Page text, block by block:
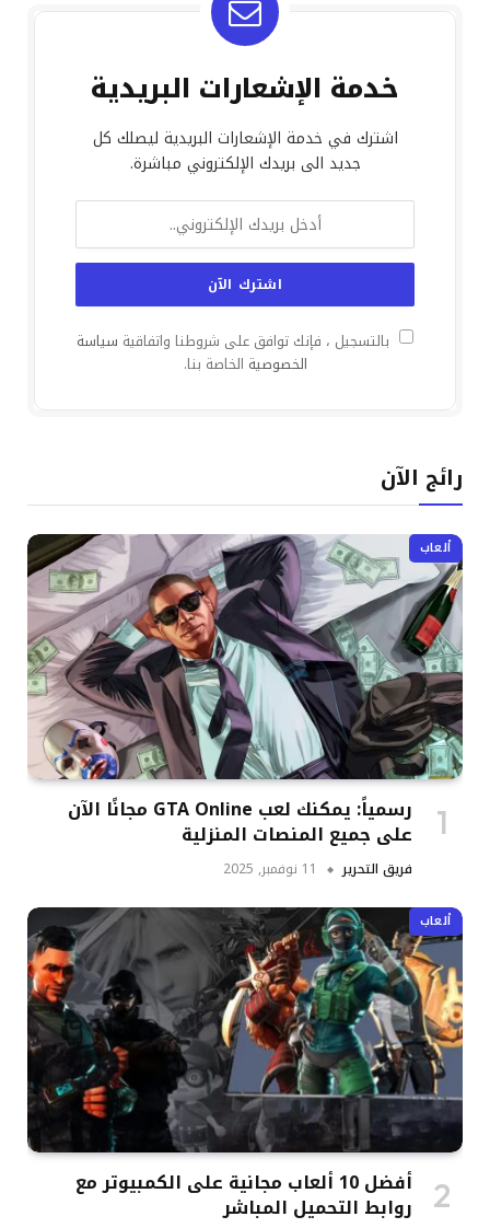
خدمة الإشعارات البريدية
اشترك في خدمة الإشعارات البريدية ليصلك كل
جديد الى بريدك الإلكتروني مباشرة.
بالتسجيل ، فإنك توافق على شروطنا واتفاقية سياسة
الخصوصية الخاصة بنا.
رائج الآن
ألعاب
رسمياً: يمكنك لعب GTA Online مجانًا الآن
على جميع المنصات المنزلية
فريق التحرير 11 نوفمبر, 2025
ألعاب
أفضل 10 ألعاب مجانية على الكمبيوتر مع
روابط التحميل المباشر